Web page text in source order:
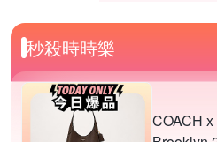
秒殺時時樂
COACH